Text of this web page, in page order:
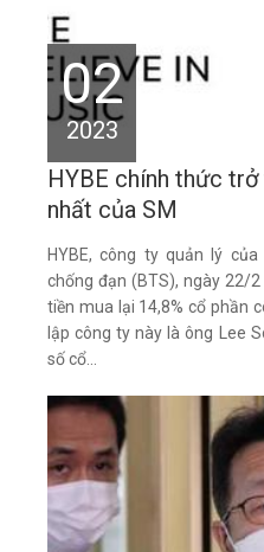
02
2023
HYBE chính thức
nhất của SM
HYBE, công ty quản lý
chống đạn (BTS), ngày 22/
tiền mua lại 14,8% cổ phần
lập công ty này là ông Lee
số cổ...